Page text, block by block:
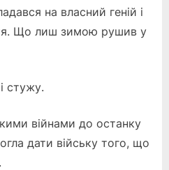
на власний геній і
Що лиш зимою рушив у
стужу.
війнами до останку
дати війську того, що